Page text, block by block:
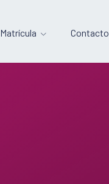
Matrícula Contacto